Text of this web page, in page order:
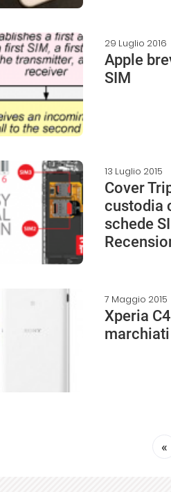
29 Luglio 2016
Apple
SIM
13 Luglio 2015
Cover
custodia
schede
7 Maggio 2015
Xperia
«